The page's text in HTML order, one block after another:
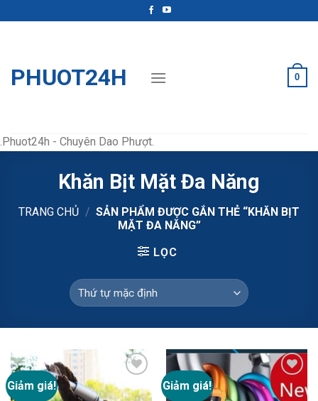
PHUOT24H 0
.Phuot24h - Chuyên Dao Phượt.
Khăn Bịt Mặt Đa Năng
TRANG CHỦ / SẢN PHẨM ĐƯỢC GẮN THẺ “KHĂN BỊT
MẶT ĐA NĂNG”
LỌC
Giảm giá!
wishlist
Giảm giá!
Add to
wishlist